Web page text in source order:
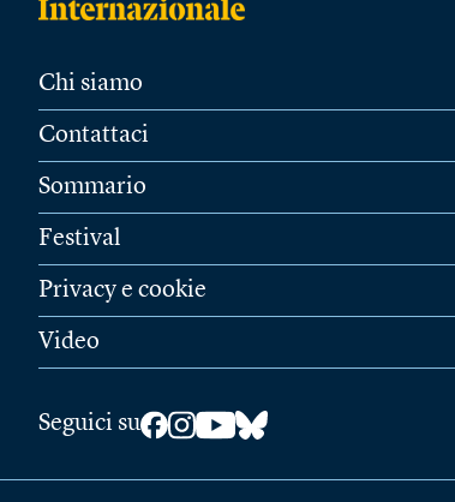
Chi siamo
Contattaci
Sommario
Festival
Privacy e cookie
Video
Seguici su